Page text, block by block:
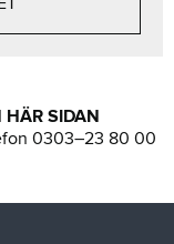
HÄR SIDAN
0303–23 80 00